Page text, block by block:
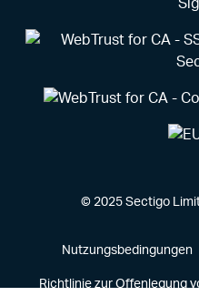
© 2025 Sectigo
Nutzungsbedingungen
Richtlinie zur Offenlegung